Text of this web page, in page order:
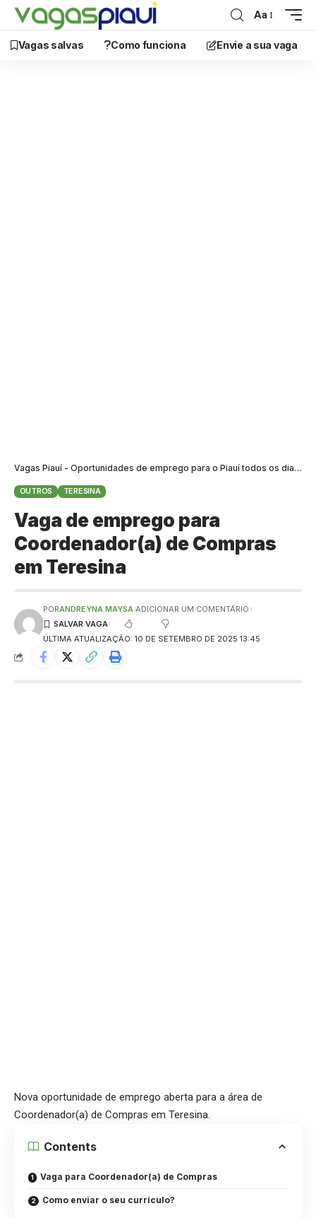
Aa
Vagas salvas Como funciona Envie a sua vaga
Vagas Piauí - Oportunidades de emprego para o Piauí todos os dias>
OUTROS TERESINA
Vaga de emprego para
Coordenador(a) de Compras
em Teresina
ÚLTIMA ATUALIZAÇÃO: 10 DE SETEMBRO DE 2025 13:45
PORANDREYNA MAYSA ADICIONAR UM COMENTÁRIO
Nova oportunidade de emprego aberta para a área de
Coordenador(a) de Compras em Teresina.
Contents
Vaga para Coordenador(a) de Compras
Como enviar o seu currículo?